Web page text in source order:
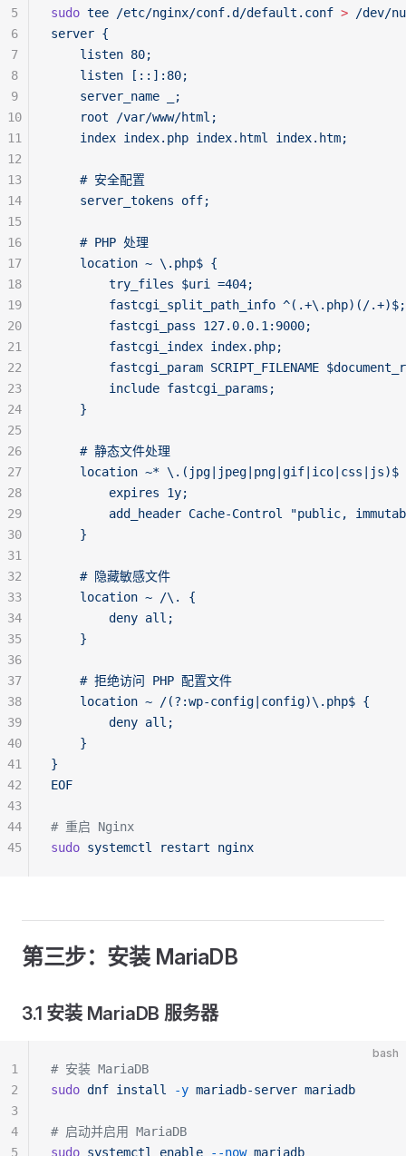
sudo tee /etc/nginx/conf.d/default.conf > /dev/
server {
    listen 80;
    listen [::]:80;
    server_name _;
    root /var/www/html;
    index index.php index.html index.htm;
    # 安全配置
    server_tokens off;
    # PHP 处理
    location ~ \.php$ {
        try_files $uri =404;
        fastcgi_split_path_info ^(.+\.php)(/.+)$;
        fastcgi_pass 127.0.0.1:9000;
        fastcgi_index index.php;
fastcgi_param SCRIPT_FILENAME
        include fastcgi_params;
    }
    # 静态文件处理
location ~* \.(jpg|jpeg|png|gif|ico|css|js)$
        expires 1y;
add_header Cache-Control "public,
    }
    # 隐藏敏感文件
    location ~ /\. {
        deny all;
    }
    # 拒绝访问 PHP 配置文件
    location ~ /(?:wp-config|config)\.php$ {
        deny all;
    }
}
EOF
# 重启 Nginx
sudo systemctl restart nginx
5
6
7
8
9
10
11
12
13
14
15
16
17
18
19
20
21
22
23
24
25
26
27
28
29
30
31
32
33
34
35
36
37
38
39
40
41
42
43
44
45
第三步：安装 MariaDB
3.1 安装 MariaDB 服务器
bash
# 安装 MariaDB
sudo dnf install -y mariadb-server mariadb
# 启动并启用 MariaDB
sudo systemctl enable --now mariadb
1
2
3
4
5